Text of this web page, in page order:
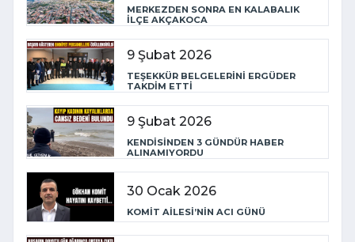
MERKEZDEN SONRA EN KALABALIK
İLÇE AKÇAKOCA
9 Şubat 2026
TEŞEKKÜR BELGELERİNİ ERGÜDER
TAKDİM ETTİ
9 Şubat 2026
KENDİSİNDEN 3 GÜNDÜR HABER
ALINAMIYORDU
30 Ocak 2026
KOMİT AİLESİ’NİN ACI GÜNÜ